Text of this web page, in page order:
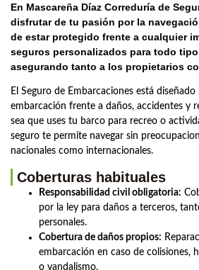
En Mascareña Díaz Correduría de
disfrutar de tu pasión por la
de estar protegido frente a cualquier
seguros personalizados para todo
asegurando tanto a los propietarios
El Seguro de Embarcaciones está
embarcación frente a daños, accidentes y
sea que uses tu barco para recreo o
seguro te permite navegar sin
nacionales como internacionales.
Coberturas habituales
Responsabilidad civil obligatoria:
por la ley para daños a terceros,
personales.
Cobertura de daños propios:
embarcación en caso de colisiones,
o vandalismo.